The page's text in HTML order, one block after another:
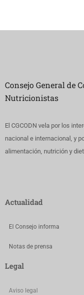
Consejo General de
Nutricionistas
El CGCODN vela por los
nacional e internacional, y
alimentación, nutrición y
Actualidad
El Consejo informa
Notas de prensa
Legal
Aviso legal